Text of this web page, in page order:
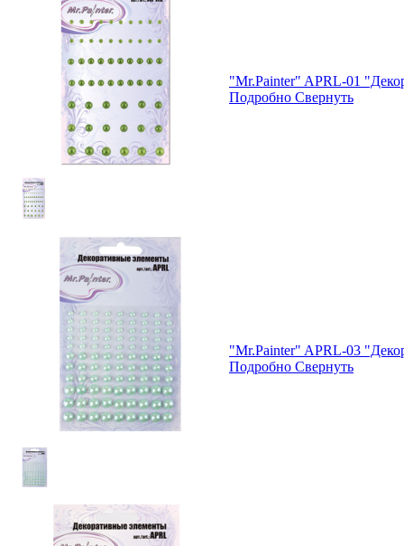
"Mr.Painter" APRL-01
Подробно Свернуть
"Mr.Painter" APRL-03
Подробно Свернуть